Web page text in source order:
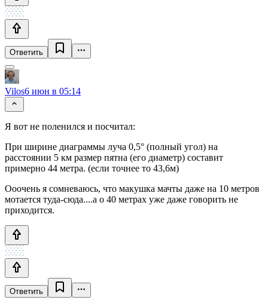
Ответить
Vilos6 июн в 05:14
Я вот не поленился и посчитал:
При ширине диаграммы луча 0,5° (полный угол) на
расстоянии 5 км размер пятна (его диаметр) составит
примерно 44 метра. (если точнее то 43,6м)
Ооочень я сомневаюсь, что макушка мачты даже на 10 метров
мотается туда-сюда....а о 40 метрах уже даже говорить не
приходится.
Ответить